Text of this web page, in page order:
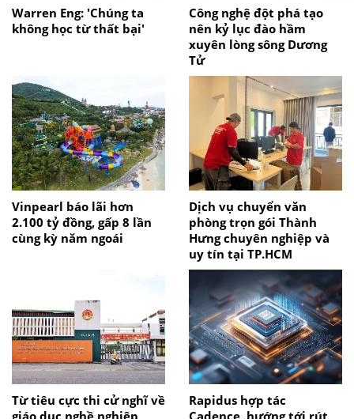
Warren Eng: 'Chúng ta
không học từ thất bại'
Công nghệ đột phá tạo
nên kỷ lục đào hầm
xuyên lòng sông Dương
Tử
Vinpearl báo lãi hơn
2.100 tỷ đồng, gấp 8 lần
cùng kỳ năm ngoái
Dịch vụ chuyển văn
phòng trọn gói Thành
Hưng chuyên nghiệp và
uy tín tại TP.HCM
Từ tiêu cực thi cử nghĩ về
giáo dục nghề nghiệp
Rapidus hợp tác
Cadence, hướng tới rút